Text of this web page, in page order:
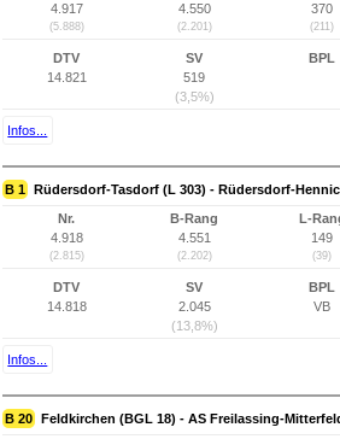
4.917
(5.888)
4.550
(2.201)
370
(211)
DTV
14.821
SV
519
(3,5%)
BPL
Infos...
B 1 Rüdersdorf-Tasdorf (L 303) - Rüdersdorf-
Nr.
4.918
(2.815)
B-Rang
4.551
(2.202)
L-
149
(39)
DTV
14.818
SV
2.045
(13,8%)
BPL
VB
Infos...
B 20 Feldkirchen (BGL 18) - AS Freilassing-